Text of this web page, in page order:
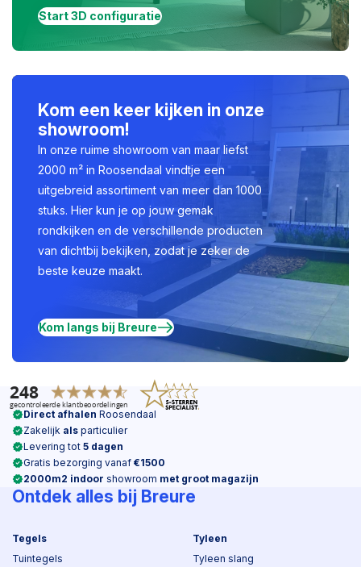
Start 3D configuratie
Kom een keer kijken in onze
showroom!
In onze ruime showroom van maar liefst
2000 m² in Roosendaal vindtje een
uitgebreid assortiment van meer dan 1000
stuks. Hier kun je op jouw gemak
rondkijken en de verschillende producten
van dichtbij bekijken, zodat je zeker de
beste keuze maakt.
Kom langs bij Breure
Direct afhalen Roosendaal
Zakelijk als particulier
Levering tot 5 dagen
Gratis bezorging vanaf €1500
2000m2 indoor showroom met groot magazijn
Ontdek alles bij Breure
Tegels
Tuintegels
Tyleen
Tyleen slang